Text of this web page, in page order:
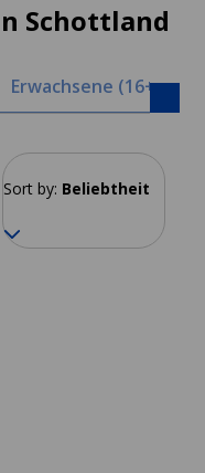
Schottland
Erwachsene (16+)
Sort by: Beliebtheit